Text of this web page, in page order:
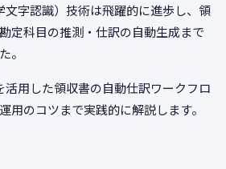
字認識）技術は飛躍的に進歩し、領
定科目の推測・仕訳の自動生成まで
。
用した領収書の自動仕訳ワークフロ
用のコツまで実践的に解説します。